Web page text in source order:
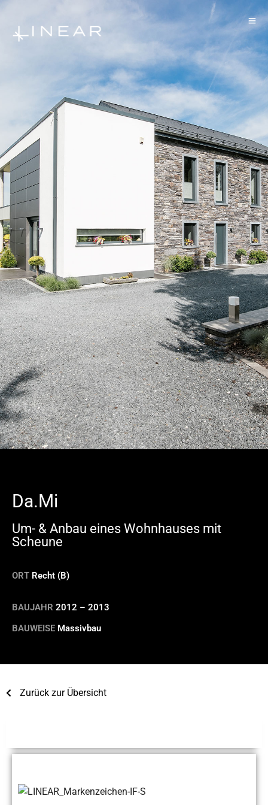
Da.Mi
Um- & Anbau eines Wohnhauses mit
Scheune
ORT Recht (B)
BAUJAHR 2012 – 2013
BAUWEISE Massivbau
Zurück zur Übersicht